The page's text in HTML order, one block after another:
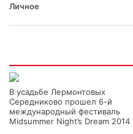
Личное
В усадьбе Лермонтовых
Середниково прошел 6-й
международный фестиваль
Midsummer Night’s Dream 2014